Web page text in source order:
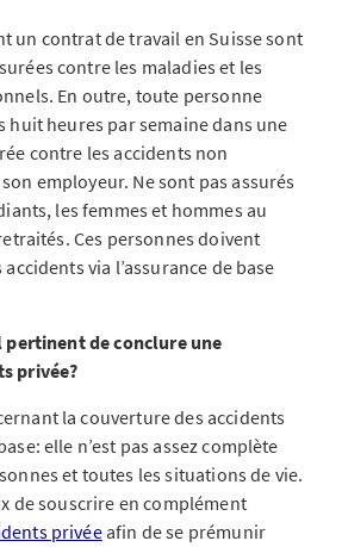
un contrat de travail en Suisse sont
contre les maladies et les
En outre, toute personne
huit heures par semaine dans une
contre les accidents non
employeur. Ne sont pas assurés
les femmes et hommes au
Ces personnes doivent
via l’assurance de base
pertinent de conclure une
privée?
la couverture des accidents
elle n’est pas assez complète
et toutes les situations de vie.
de souscrire en complément
privéeafin de se prémunir